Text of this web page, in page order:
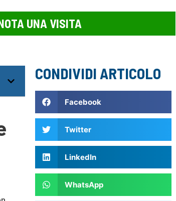
UNA VISITA
CONDIVIDI ARTICOLO
Facebook
Twitter
LinkedIn
WhatsApp